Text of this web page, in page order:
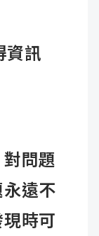
資訊
問題
遠不
時可